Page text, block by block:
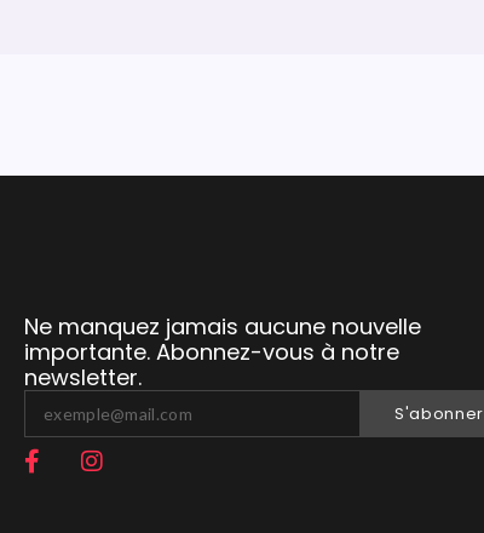
Ne manquez jamais aucune nouvelle
importante. Abonnez-vous à notre
newsletter.
S'abonner